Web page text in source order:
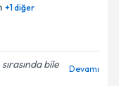
+1diğer
bile
Devamı